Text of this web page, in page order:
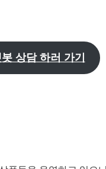
상담 하러 가기